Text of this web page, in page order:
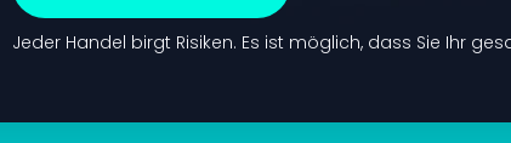
Jeder Handel birgt Risiken. Es ist möglich, dass Sie Ihr